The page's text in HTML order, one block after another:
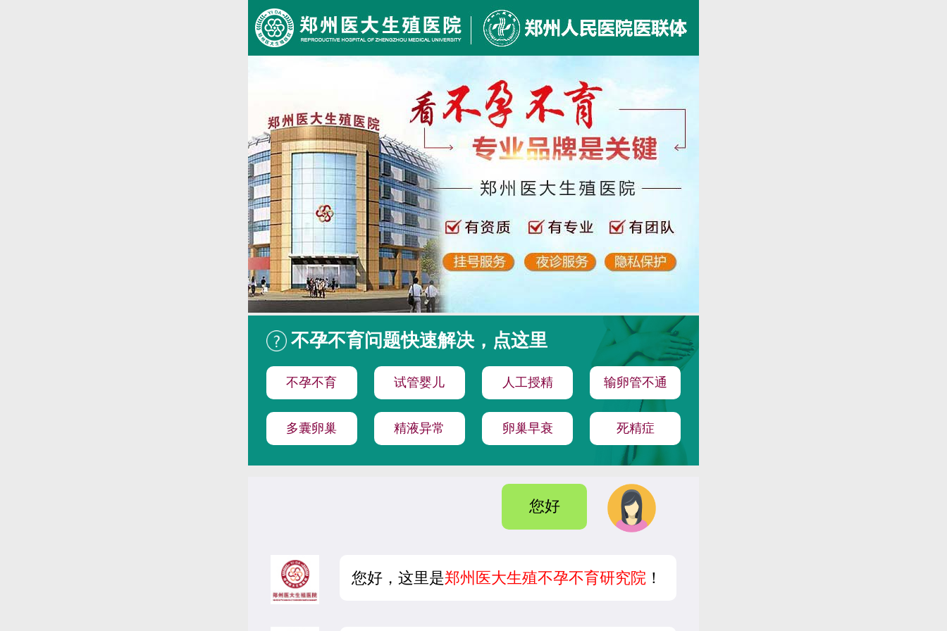
不孕不育问题快速解决，点这里
不孕不育 试管婴儿 人工授精 输卵管不通
多囊卵巢 精液异常 卵巢早衰 死精症
您好
您好，这里是郑州医大生殖不孕不育研究院 ！